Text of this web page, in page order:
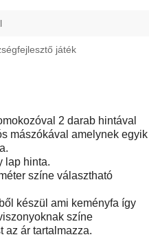
játék
2 darab hintával
mászókával amelynek egyik
lap hinta.
színe választható
készül ami keményfa így
színe
az ár tartalmazza.